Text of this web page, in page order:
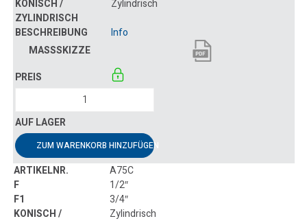
Zylindrisch
Info
ZUM WARENKORB HINZUFÜGEN
A75C
1/2″
3/4″
Zylindrisch